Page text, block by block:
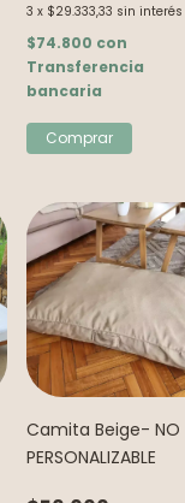
3 x $29.333,33 sin interés
$74.800 con
Transferencia
bancaria
Camita Beige- NO
PERSONALIZABLE